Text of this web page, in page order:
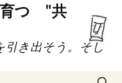
育つ "共
引き出そう。そし
検